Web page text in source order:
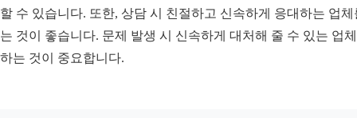
수 있습니다. 또한, 상담 시 친절하고 신속하게 응대하는 업체
것이 좋습니다. 문제 발생 시 신속하게 대처해 줄 수 있는 업
는 것이 중요합니다.